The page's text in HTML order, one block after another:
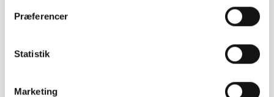
Præferencer
Statistik
Marketing
MJ Service leverer blandt andet ejendomsservice og
vinduespolering til virksomheder og boligforeninger. For at
skabe bedre overblik over planlægning, data og fakturering
har virksomheden implementeret Virkplan Projects oven på